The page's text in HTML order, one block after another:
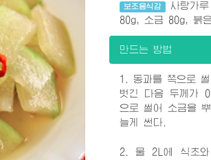
보조음식감
사탕가
80g, 소금 80g, 붉
만드는 방법
1. 동과를 쪽으로
벗긴 다음 두께가
으로 썰어 소금을
늘게 썬다.
2. 물 2L에 식초와